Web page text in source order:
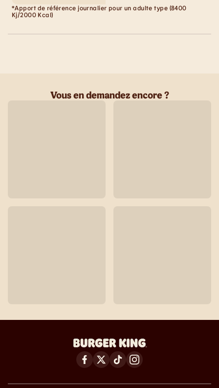
*Apport de référence journalier pour un adulte type (8400
Kj/2000 Kcal)
Vous en demandez encore ?